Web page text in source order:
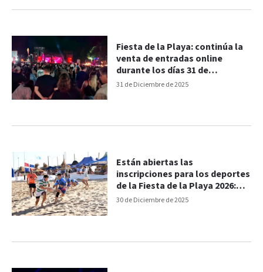
31 de Diciembre de 2025
Fiesta de la Playa: continúa la
venta de entradas online
durante los días 31 de
diciembre y 1 de enero
30 de Diciembre de 2025
Están abiertas las
inscripciones para los deportes
de la Fiesta de la Playa 2026:
una grilla llena de adrenalina